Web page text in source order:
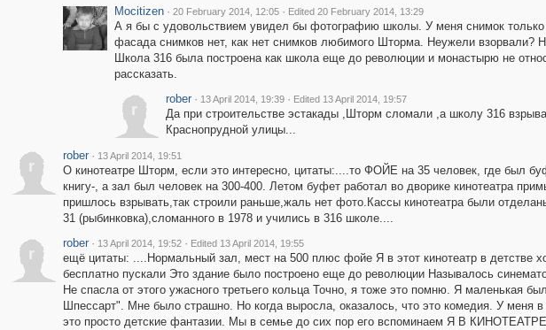
Mocitizen · 20 February 2014, 12:05 · Edited 20 February 2014, 13:29
А я бы с удовольствием увидел бы фотографию школы. У меня снимок только
фасада снимков нет, как нет снимков любимого Шторма. Неужели взорвали?
Школа 316 была построена как школа еще до революции и монастырю не
рассказать.
r
rober · 13 April 2014, 19:39 · Edited 13 April 2014, 19:57
Да при строительстве эстакады ,Шторм сломали ,а школу 316
Краснопрудной улицы...
r
rober · 13 April 2014, 19:51
О кинотеатре Шторм, если это интересно, цитаты:....то ФОЙЕ на 35 человек, где был
книгу-, а зал был человек на 300-400. Летом буфет работал во дворике кинотеатра
пришлось взрывать,так строили раньше,жаль нет фото.Кассы кинотеатра были
31 (рыбинковка),сломанного в 1978 и учились в 316 школе....
r
rober · 13 April 2014, 19:52 · Edited 13 April 2014, 19:55
ещё цитаты: ....Нормальный зал, мест на 500 плюс фойе Я в этот кинотеатр в
бесплатно пускали Это здание было построено еще до революции Называлось
Не спасла от этого ужасного третьего кольца Точно, я тоже это помню. Я маленькая
Шпессарт". Мне было страшно. Но когда выросла, оказалось, что это комедия. У меня
это просто детские фантазии. Мы в семье до сих пор его вспоминаем Я В